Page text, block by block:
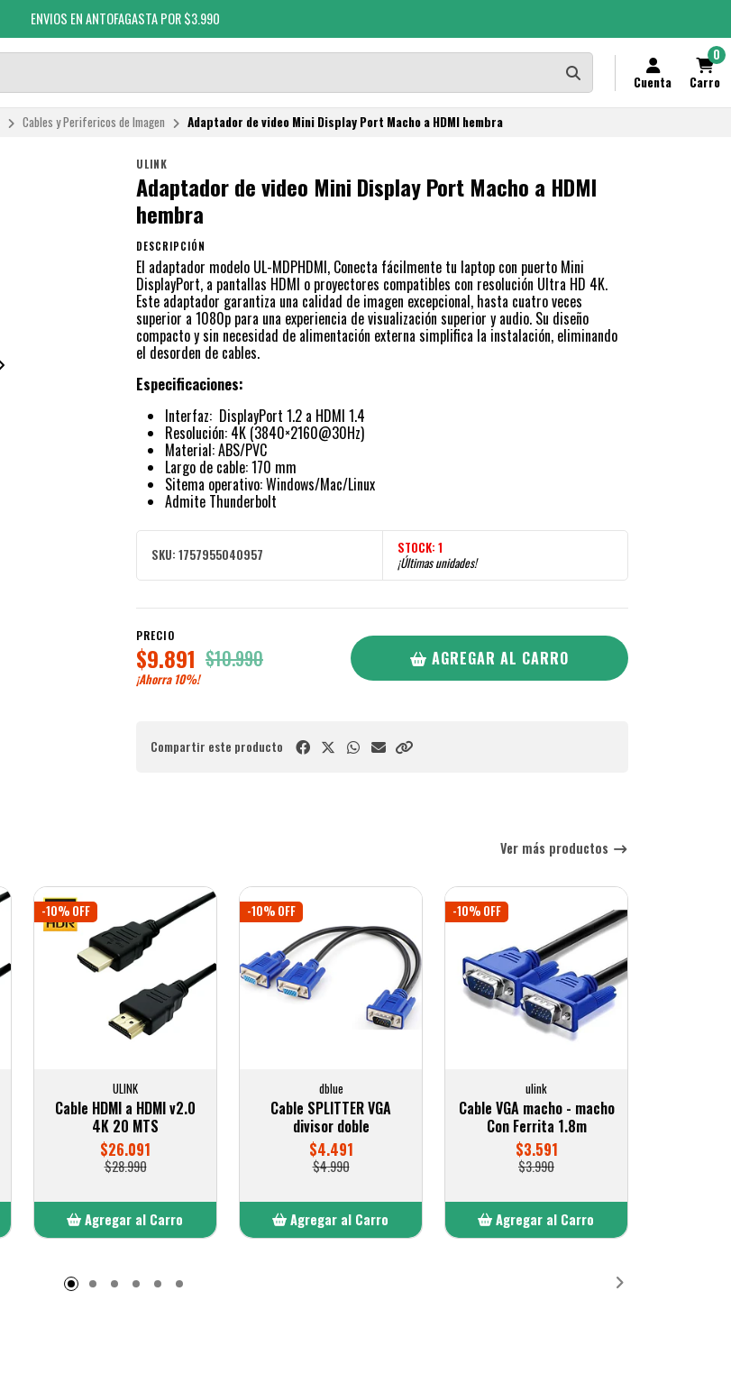
ENVIOS EN ANTOFAGASTA POR $3.990
Cuenta
0
Carro
Cables y Perifericos de Imagen Adaptador de video Mini Display Port Macho a HDMI hembra
ULINK
Adaptador de video Mini Display Port Macho a HDMI
hembra
DESCRIPCIÓN
El adaptador modelo UL-MDPHDMI, Conecta fácilmente tu laptop con puerto Mini
DisplayPort, a pantallas HDMI o proyectores compatibles con resolución Ultra HD 4K.
Este adaptador garantiza una calidad de imagen excepcional, hasta cuatro veces
superior a 1080p para una experiencia de visualización superior y audio. Su diseño
compacto y sin necesidad de alimentación externa simplifica la instalación, eliminando
el desorden de cables.
Especificaciones:
Interfaz: DisplayPort 1.2 a HDMI 1.4
Resolución: 4K (3840×2160@30Hz)
Material: ABS/PVC
Largo de cable: 170 mm
Sitema operativo: Windows/Mac/Linux
Admite Thunderbolt
SKU: 1757955040957 STOCK: 1
¡Últimas unidades!
PRECIO
$9.891 $10.990
¡Ahorra 10%!
AGREGAR AL CARRO
Compartir este producto
Ver más productos
-10% OFF
ULINK
Cable HDMI a HDMI v2.0
4K 20 MTS
$26.091
$28.990
Agregar al Carro
-10% OFF
dblue
Cable SPLITTER VGA
divisor doble
$4.491
$4.990
Agregar al Carro
-10% OFF
ulink
Cable VGA macho - macho
Con Ferrita 1.8m
$3.591
$3.990
Agregar al Carro